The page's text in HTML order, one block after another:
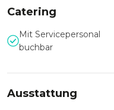
die dazugehörige
Verfügung. Genießen
Grünanlagen und den
Die Köche von Steffen's
Produkten.
Catering
Mit Servicepersonal
buchbar
Ausstattung